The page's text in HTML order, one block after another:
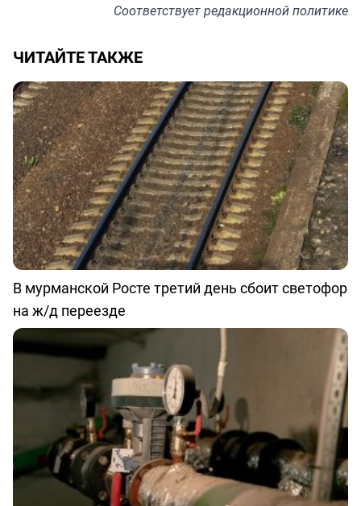
Соответствуетредакционной политике
ЧИТАЙТЕ ТАКЖЕ
В мурманской Росте третий день сбоит светофор
на ж/д переезде